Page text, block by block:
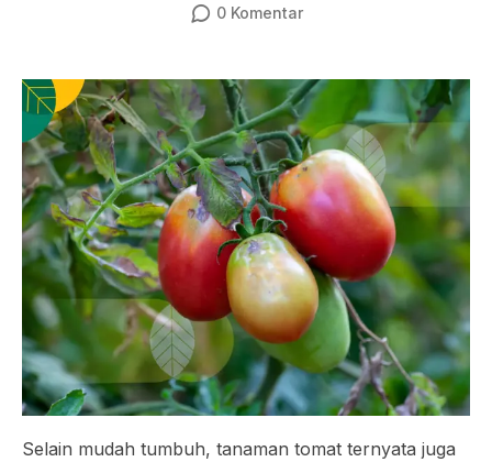
0Komentar
Selain mudah tumbuh, tanaman tomat ternyata juga